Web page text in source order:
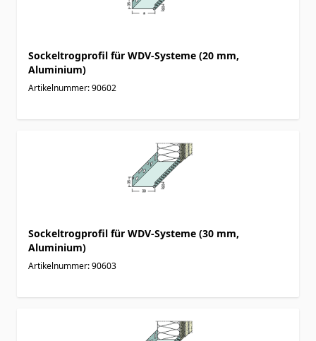
Sockeltrogprofil für WDV-Systeme (20 mm,
Aluminium)
Artikelnummer: 90602
Sockeltrogprofil für WDV-Systeme (30 mm,
Aluminium)
Artikelnummer: 90603